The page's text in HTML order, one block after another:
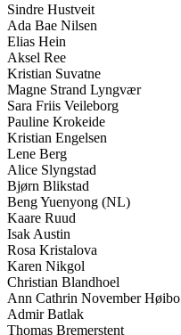
Sindre Hustveit
Ada Bae Nilsen
Elias Hein
Aksel Ree
Kristian Suvatne
Magne Strand Lyngvær
Sara Friis Veileborg
Pauline Krokeide
Kristian Engelsen
Lene Berg
Alice Slyngstad
Bjørn Blikstad
Beng Yuenyong (NL)
Kaare Ruud
Isak Austin
Rosa Kristalova
Karen Nikgol
Christian Blandhoel
Ann Cathrin November Høibo
Admir Batlak
Thomas Bremerstent